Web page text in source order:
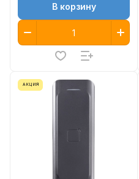
В корзину
АКЦИЯ